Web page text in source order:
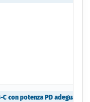
C con potenza PD adeguata